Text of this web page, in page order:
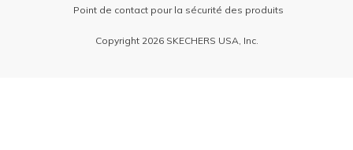
Point de contact pour la sécurité des produits
Copyright 2026 SKECHERS USA, Inc.